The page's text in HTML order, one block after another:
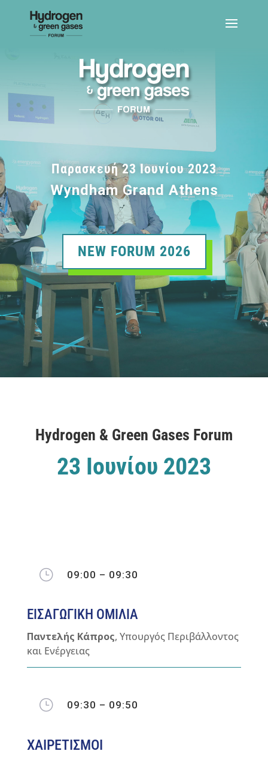
Παρασκευή 23 Ιουνίου 2023
Wyndham Grand Athens
NEW FORUM 2026
Hydrogen & Green Gases Forum
23 Ιουνίου 2023
} 09:00 – 09:30
ΕΙΣΑΓΩΓΙΚΗ ΟΜΙΛΙΑ
Παντελής Κάπρος, Υπουργός Περιβάλλοντος
και Ενέργειας
} 09:30 – 09:50
ΧΑΙΡΕΤΙΣΜΟΙ